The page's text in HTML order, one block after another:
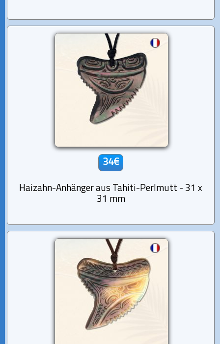
34€
Haizahn-Anhänger aus Tahiti-Perlmutt - 31 x
31 mm